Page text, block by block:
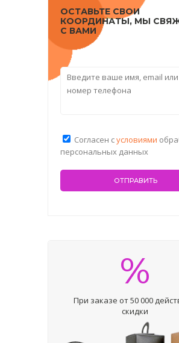
ОСТАВЬТЕ СВОИ
КООРДИНАТЫ, МЫ
С ВАМИ
Согласен сусловиями
персональных данных
%
При заказе от 50 000
скидки